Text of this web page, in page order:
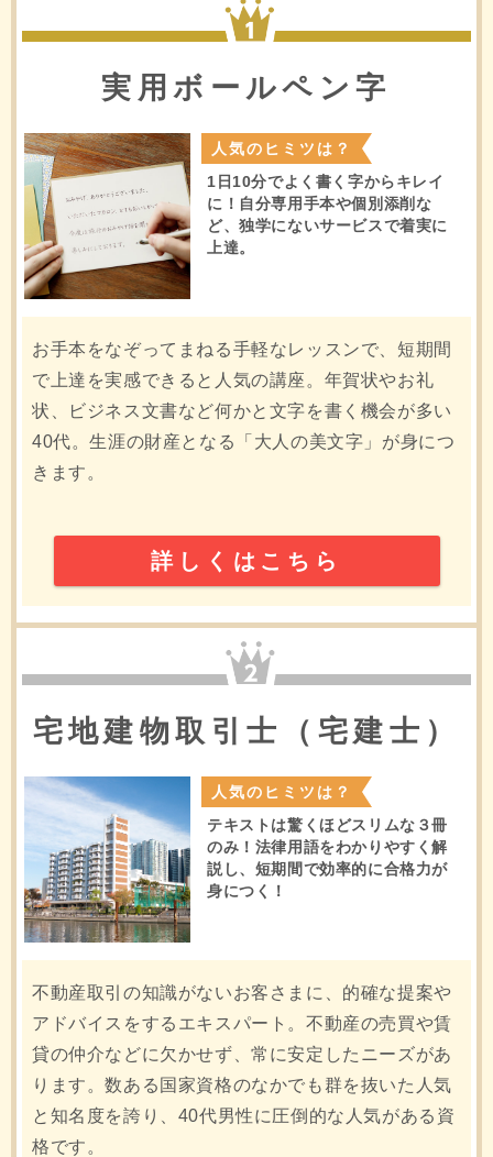
実用ボールペン字
人気のヒミツは？
1日10分でよく書く字からキレイ
に！自分専用手本や個別添削な
ど、独学にないサービスで着実に
上達。
お手本をなぞってまねる手軽なレッスンで、短期間
で上達を実感できると人気の講座。年賀状やお礼
状、ビジネス文書など何かと文字を書く機会が多い
40代。生涯の財産となる「大人の美文字」が身につ
きます。
詳しくはこちら
宅地建物取引士（宅建士）
人気のヒミツは？
テキストは驚くほどスリムな３冊
のみ！法律用語をわかりやすく解
説し、短期間で効率的に合格力が
身につく！
不動産取引の知識がないお客さまに、的確な提案や
アドバイスをするエキスパート。不動産の売買や賃
貸の仲介などに欠かせず、常に安定したニーズがあ
ります。数ある国家資格のなかでも群を抜いた人気
と知名度を誇り、40代男性に圧倒的な人気がある資
格です。